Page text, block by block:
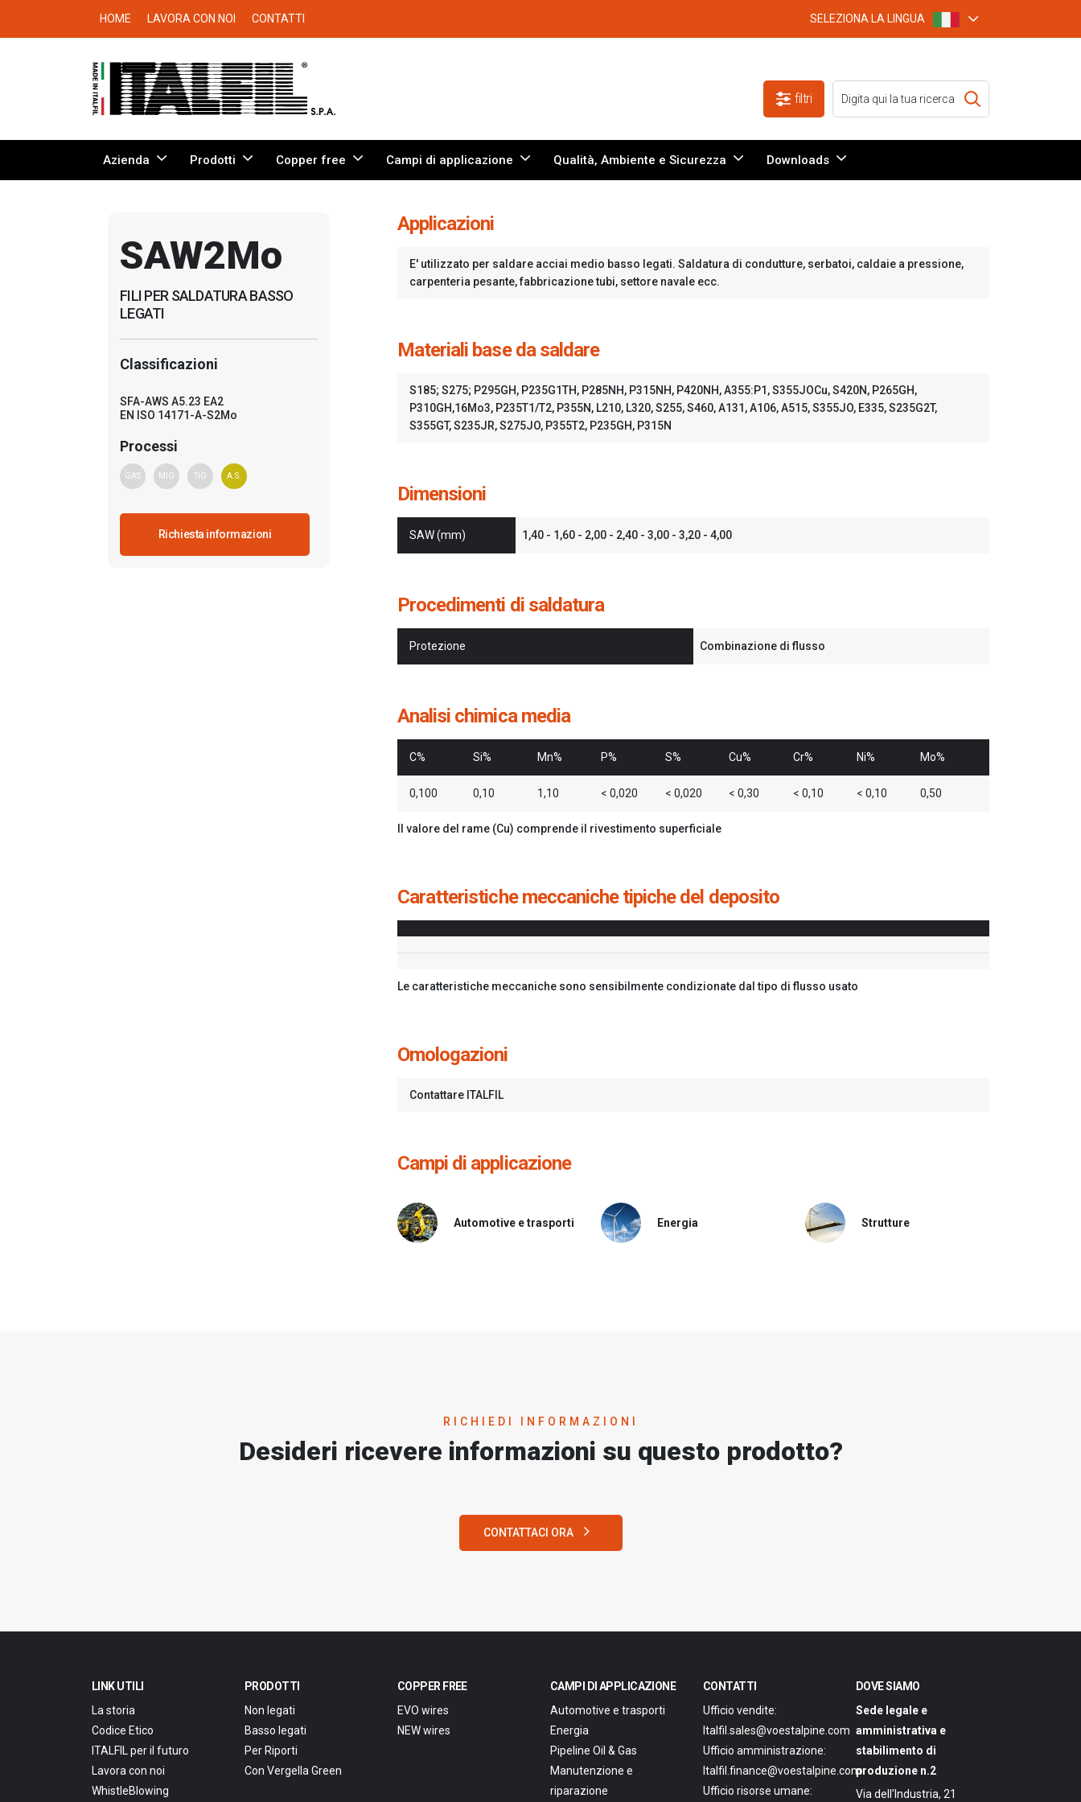
HOME LAVORA CON NOI CONTATTI SELEZIONA LA LINGUA
filtri
Azienda Prodotti Copper free Campi di applicazione Qualità, Ambiente e Sicurezza Downloads
SAW2Mo
FILI PER SALDATURA BASSO
LEGATI
Classificazioni
SFA-AWS A5.23 EA2
EN ISO 14171-A-S2Mo
Processi
GAS MIG TIG A.S.
Richiesta informazioni
Applicazioni
E' utilizzato per saldare acciai medio basso legati. Saldatura di condutture, serbatoi, caldaie a pressione,
carpenteria pesante, fabbricazione tubi, settore navale ecc.
Materiali base da saldare
S185; S275; P295GH, P235G1TH, P285NH, P315NH, P420NH, A355:P1, S355JOCu, S420N, P265GH,
P310GH,16Mo3, P235T1/T2, P355N, L210, L320, S255, S460, A131, A106, A515, S355JO, E335, S235G2T,
S355GT, S235JR, S275JO, P355T2, P235GH, P315N
Dimensioni
SAW (mm) 1,40 - 1,60 - 2,00 - 2,40 - 3,00 - 3,20 - 4,00
Procedimenti di saldatura
Protezione Combinazione di flusso
Analisi chimica media
C% Si% Mn% P% S% Cu% Cr% Ni% Mo%
0,100 0,10 1,10 < 0,020 < 0,020 < 0,30 < 0,10 < 0,10 0,50
Il valore del rame (Cu) comprende il rivestimento superficiale
Caratteristiche meccaniche tipiche del deposito
Le caratteristiche meccaniche sono sensibilmente condizionate dal tipo di flusso usato
Omologazioni
Contattare ITALFIL
Campi di applicazione
Automotive e trasporti Energia Strutture
RICHIEDI INFORMAZIONI
Desideri ricevere informazioni su questo prodotto?
CONTATTACI ORA
LINK UTILI
La storia
Codice Etico
ITALFIL per il futuro
Lavora con noi
WhistleBlowing
PRODOTTI
Non legati
Basso legati
Per Riporti
Con Vergella Green
COPPER FREE
EVO wires
NEW wires
CAMPI DI APPLICAZIONE
Automotive e trasporti
Energia
Pipeline Oil & Gas
Manutenzione e
riparazione
CONTATTI
Ufficio vendite:
Italfil.sales@voestalpine.com
Ufficio amministrazione:
Italfil.finance@voestalpine.com
Ufficio risorse umane:
DOVE SIAMO
Sede legale e
amministrativa e
stabilimento di
produzione n.2
Via dell'Industria, 21